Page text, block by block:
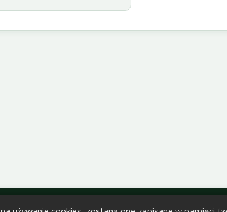
w Parczewie. Wszelkie prawa zastrzeżone.